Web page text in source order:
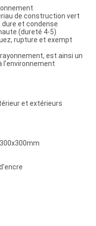
de construction vert
dure et condense
(dureté 4-5)
rupture et exempt
est ainsi un
l'environnement
et extérieurs